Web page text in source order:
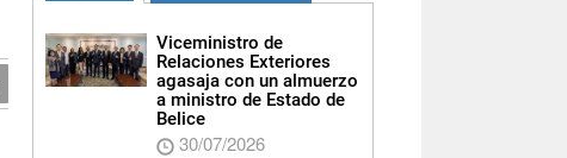
Viceministro de
Relaciones Exteriores
agasaja con un almuerzo
a ministro de Estado de
Belice
30/07/2026